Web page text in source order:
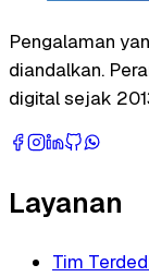
Pengalaman
diandalkan.
digital sejak
Layanan
Tim